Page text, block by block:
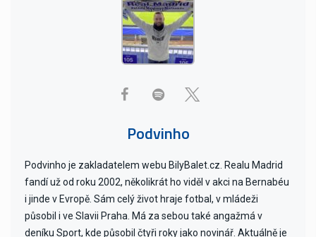
Podvinho
Podvinho je zakladatelem webu BilyBalet.cz. Realu Madrid
fandí už od roku 2002, několikrát ho viděl v akci na Bernabéu
i jinde v Evropě. Sám celý život hraje fotbal, v mládeži
působil i ve Slavii Praha. Má za sebou také angažmá v
deníku Sport, kde působil čtyři roky jako novinář. Aktuálně je